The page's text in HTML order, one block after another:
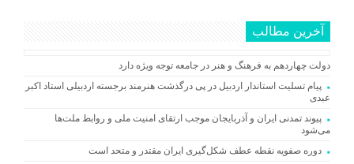
آخرین مطالب
دولت چهاردهم به فرهنگ و هنر در جامعه توجه ویژه دارد
پیام تسلیت استاندار اردبیل در پی درگذشت هنرمند برجسته اردبیلی استاد اکبر
عبدی
پیوند تمدنی ایران و آذربایجان موجب ارتقای امنیت ملی و روابط ملت‌ها
می‌شود
دوره صفویه نقطه عطف شکل‌گیری ایران مقتدر و متحد است